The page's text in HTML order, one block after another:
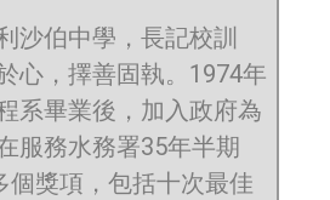
沙伯中學，長記校訓
心，擇善固執。1974年
系畢業後，加入政府為
服務水務署35年半期
個獎項，包括十次最佳